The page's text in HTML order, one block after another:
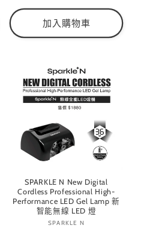
加入購物車
SPARKLE N New Digital
Cordless Professional High-
Performance LED Gel Lamp 新
智能無線 LED 燈
廠
SPARKLE N